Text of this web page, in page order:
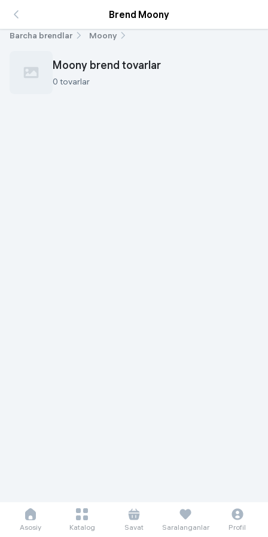
Brend Moony
Barcha brendlar Moony
Moony brend tovarlar
0 tovarlar
Asosiy Katalog Savat Saralanganlar Profil